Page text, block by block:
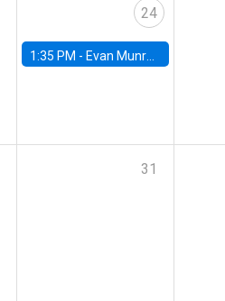
24
1:35 PM - Evan Munro, Neyman Visiting Assistant Professor in the Department of Statistics at UC Berkeley
31